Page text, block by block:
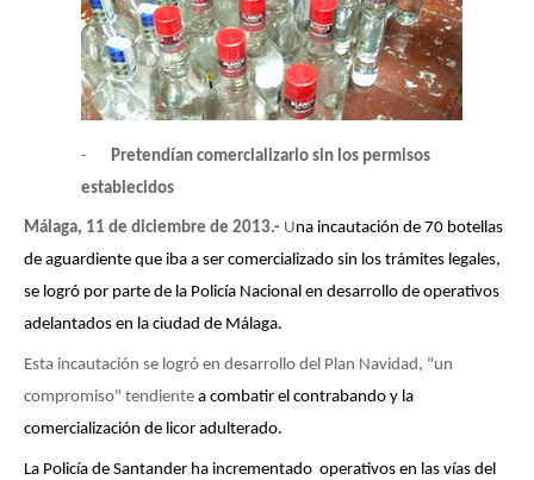
-
Pretendían comercializarlo sin los permisos
establecidos
Málaga, 11 de diciembre de 2013.- Una incautación de 70 botellas
de aguardiente que iba a ser comercializado sin los trámites legales,
se logró por parte de la Policía Nacional en desarrollo de operativos
adelantados en la ciudad de Málaga.
Esta incautación se logró en desarrollo del Plan Navidad, "un
compromiso" tendiente a combatir el contrabando y la
comercialización de licor adulterado.
La Policía de Santander ha incrementado operativos en las vías del